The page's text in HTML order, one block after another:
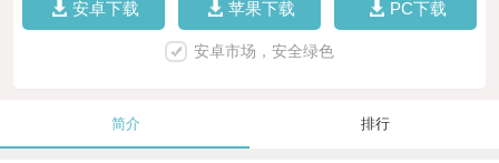
安卓下载 苹果下载 PC下载
安卓市场，安全绿色
简介 排行